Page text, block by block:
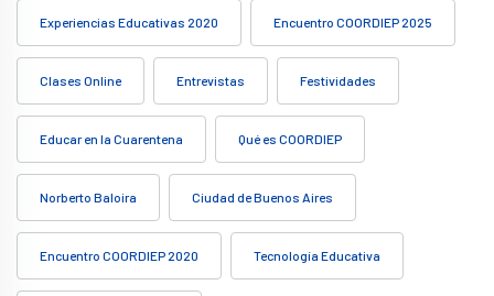
Experiencias Educativas 2020 Encuentro COORDIEP 2025
Clases Online Entrevistas Festividades
Educar en la Cuarentena Qué es COORDIEP
Norberto Baloira Ciudad de Buenos Aires
Encuentro COORDIEP 2020 Tecnología Educativa